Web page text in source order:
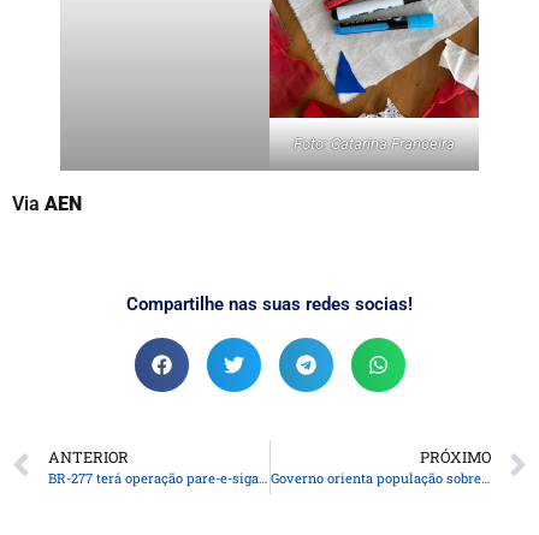
Foto: Catarina Franceira
Via AEN
Compartilhe nas suas redes socias!
ANTERIOR
BR-277 terá operação pare-e-siga em Foz do Iguaçu neste final de semana
PRÓXIMO
Governo orienta população sobre eventual contaminação do Rio Tocantins